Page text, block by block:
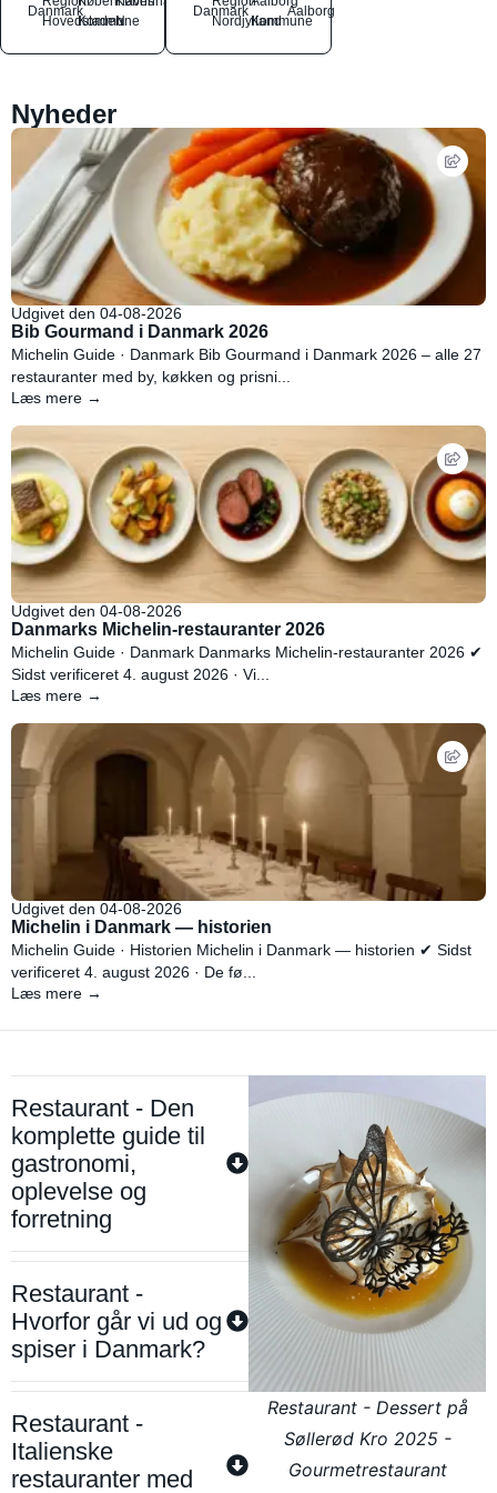
Danmark
Hovedstaden
Kommune
N
Danmark
NordjyllandKommune
Aalborg
Nyheder
Udgivet den 04-08-2026
Bib Gourmand i Danmark 2026
Michelin Guide · Danmark Bib Gourmand i Danmark 2026 – alle 27
restauranter med by, køkken og prisni...
Læs mere →
Udgivet den 04-08-2026
Danmarks Michelin-restauranter 2026
Michelin Guide · Danmark Danmarks Michelin-restauranter 2026 ✔
Sidst verificeret 4. august 2026 · Vi...
Læs mere →
Udgivet den 04-08-2026
Michelin i Danmark — historien
Michelin Guide · Historien Michelin i Danmark — historien ✔ Sidst
verificeret 4. august 2026 · De fø...
Læs mere →
Restaurant - Den
komplette guide til
gastronomi,
oplevelse og
forretning
Restaurant -
Hvorfor går vi ud og
spiser i Danmark?
Restaurant -
Italienske
restauranter med
Restaurant - Dessert på
Søllerød Kro 2025 -
Gourmetrestaurant